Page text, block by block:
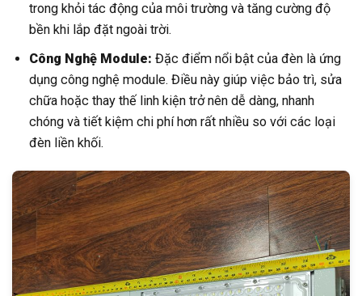
trong khỏi tác động của môi trường và tăng cường độ
bền khi lắp đặt ngoài trời.
Công Nghệ Module: Đặc điểm nổi bật của đèn là ứng
dụng công nghệ module. Điều này giúp việc bảo trì, sửa
chữa hoặc thay thế linh kiện trở nên dễ dàng, nhanh
chóng và tiết kiệm chi phí hơn rất nhiều so với các loại
đèn liền khối.